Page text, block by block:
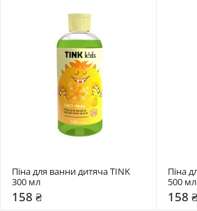
Піна для ванни дитяча TINK
300 мл
158 ₴
Піна
500 мл
158 ₴